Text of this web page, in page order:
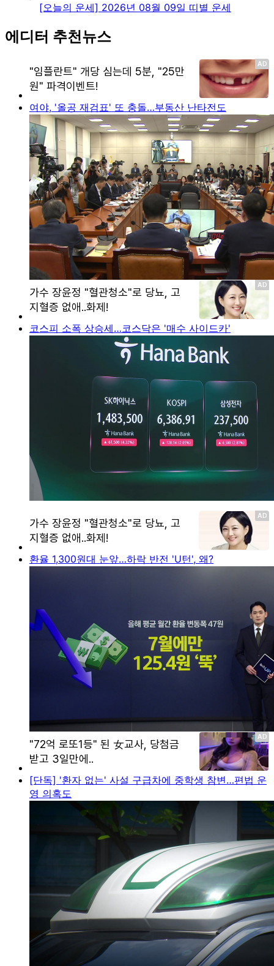
[오늘의 운세] 2026년 08월 09일 띠별 운세
에디터 추천뉴스
여야, '올공 재검표' 또 충돌…부동산 난타전도
코스피 소폭 상승세…코스닥은 '매수 사이드카'
환율 1,300원대 눈앞…하락 반전 'U턴', 왜?
[단독] '환자 없는' 사설 구급차에 중학생 참변…편법 운
영 의혹도